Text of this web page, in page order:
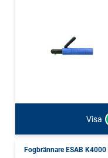
Visa
Fogbrännare ESAB K4000